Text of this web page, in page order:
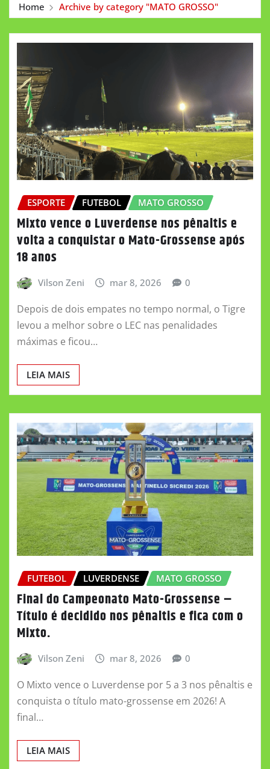
Home Archive by category "MATO GROSSO"
ESPORTE FUTEBOL MATO GROSSO
Mixto vence o Luverdense nos pênaltis e
volta a conquistar o Mato-Grossense após
18 anos
Vilson Zeni mar 8, 2026 0
Depois de dois empates no tempo normal, o Tigre
levou a melhor sobre o LEC nas penalidades
máximas e ficou…
LEIA MAIS
FUTEBOL LUVERDENSE MATO GROSSO
Final do Campeonato Mato-Grossense –
Título é decidido nos pênaltis e fica com o
Mixto.
Vilson Zeni mar 8, 2026 0
O Mixto vence o Luverdense por 5 a 3 nos pênaltis e
conquista o título mato-grossense em 2026! A
final…
LEIA MAIS